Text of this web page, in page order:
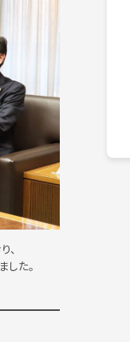
、
た。